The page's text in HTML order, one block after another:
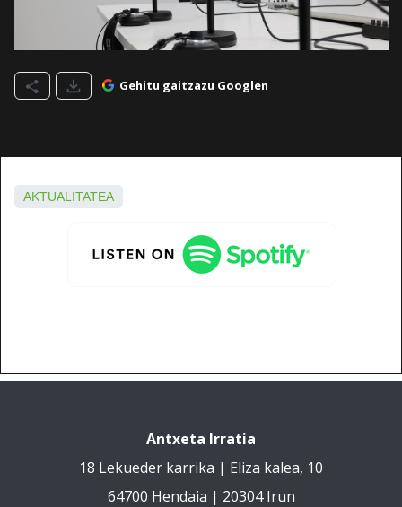
Gehitu gaitzazu Googlen
AKTUALITATEA
Antxeta Irratia
18 Lekueder karrika | Eliza kalea, 10
64700 Hendaia | 20304 Irun